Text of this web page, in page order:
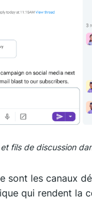
fils de discussion
sont les canaux
qui rendent la